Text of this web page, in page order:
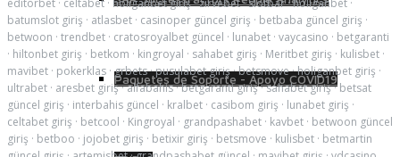
Paquetes de Soporte - Apoyo COVID19
batumslot giriş · atlasbet · casinoper güncel giriş · betbaba güncel giriş ·
betwoon · trendbet · cratosroyalbet güncel · lunabet · vaycasino · betgaranti
· hiltonbet giriş · betkom · kingroyal · sahabet giriş · Meritbet giriş · kulisbet ·
mavibet · pokerklas · grbets·pusulabet giriş·betsmove·holiganbet giriş ·
ultrabet · aresbet giriş·alfabahis·betgaranti giriş·sahabet giriş·betsat
güncel giriş · interbahis güncel · kralbet · casibom giriş · lunabet giriş ·
celtabet giriş · betcool · Kingroyal · grandpashabet · kavbet · betwoon güncel
giriş · betboo · jojobet giriş · betixir giriş · betsmove · kulisbet · betmartin